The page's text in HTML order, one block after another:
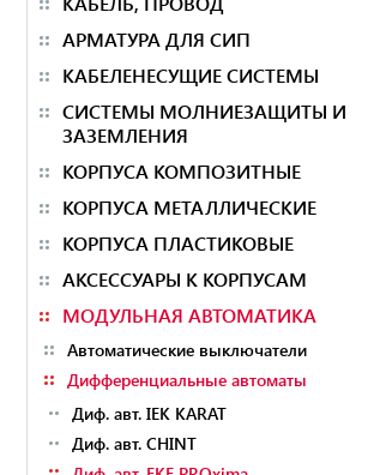
АРМАТУРА ДЛЯ СИП
КАБЕЛЕНЕСУЩИЕ СИСТЕМЫ
СИСТЕМЫ МОЛНИЕЗАЩИТЫ И
ЗАЗЕМЛЕНИЯ
КОРПУСА КОМПОЗИТНЫЕ
КОРПУСА МЕТАЛЛИЧЕСКИЕ
КОРПУСА ПЛАСТИКОВЫЕ
АКСЕССУАРЫ К КОРПУСАМ
МОДУЛЬНАЯ АВТОМАТИКА
Автоматические выключатели
Дифференциальные автоматы
Диф. авт. IEK KARAT
Диф. авт. CHINT